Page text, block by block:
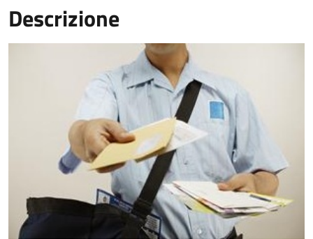
Descrizione